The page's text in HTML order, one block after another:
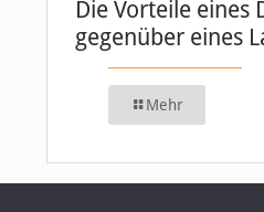
Die Vorteile eines
gegenüber eines
Mehr